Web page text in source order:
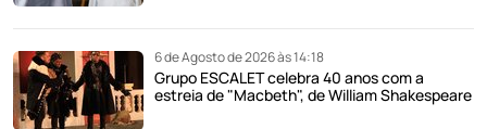
6 de Agosto de 2026 às 14:18
Grupo ESCALET celebra 40 anos com a
estreia de "Macbeth", de William Shakespeare